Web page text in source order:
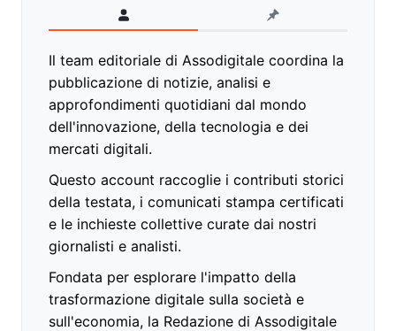
Il team editoriale di Assodigitale coordina la
pubblicazione di notizie, analisi e
approfondimenti quotidiani dal mondo
dell'innovazione, della tecnologia e dei
mercati digitali.
Questo account raccoglie i contributi storici
della testata, i comunicati stampa certificati
e le inchieste collettive curate dai nostri
giornalisti e analisti.
Fondata per esplorare l'impatto della
trasformazione digitale sulla società e
sull'economia, la Redazione di Assodigitale